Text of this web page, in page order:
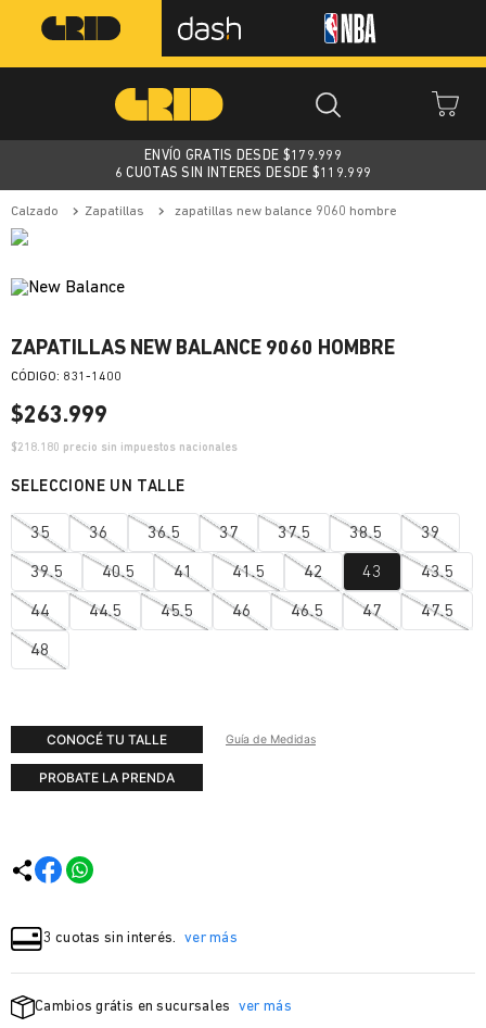
ENVÍO GRATIS DESDE $179.999
6 CUOTAS SIN INTERES DESDE $119.999
calzado zapatillas zapatillas new balance 9060 hombre
ZAPATILLAS NEW BALANCE 9060 HOMBRE
: 831-1400
$263.999
$218.180 precio sin impuestos nacionales
35 36 36.5 37 37.5 38.5 39
39.5 40.5 41 41.5 42 43 43.5
44 44.5 45.5 46 46.5 47 47.5
48
CONOCÉ TU TALLE Guía de Medidas
PROBATE LA PRENDA
3 cuotas sin interés. ver más
Cambios grátis en sucursales ver más